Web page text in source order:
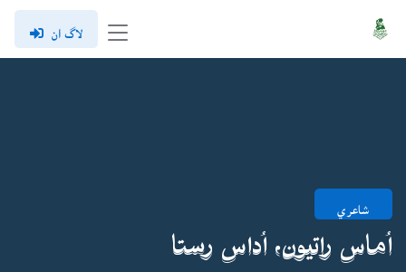
لاگ ان
شاعري
اُماس راتيون، اُداس رستا